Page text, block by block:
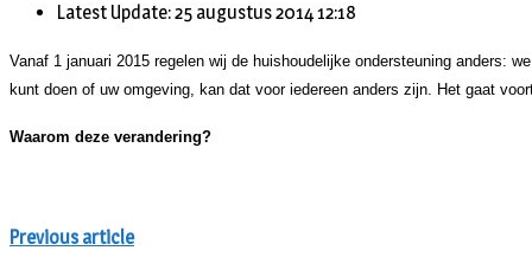
Latest Update: 25 augustus 2014 12:18
Vanaf 1 januari 2015 regelen wij de huishoudelijke ondersteuning anders:
kunt doen of uw omgeving, kan dat voor iedereen anders zijn. Het gaat
Waarom deze verandering?
Previous article